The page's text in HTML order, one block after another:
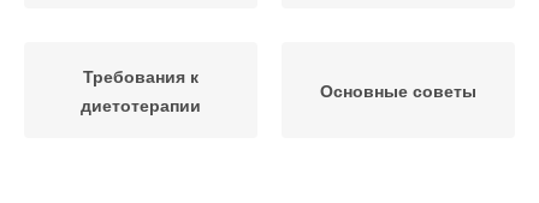
Требования к
диетотерапии
Основные советы